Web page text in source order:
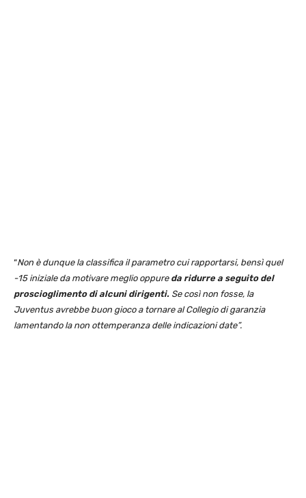
“Non è dunque la classifica il parametro cui rapportarsi, bensì quel
-15 iniziale da motivare meglio oppure da ridurre a seguito del
proscioglimento di alcuni dirigenti. Se così non fosse, la
Juventus avrebbe buon gioco a tornare al Collegio di garanzia
lamentando la non ottemperanza delle indicazioni date”.